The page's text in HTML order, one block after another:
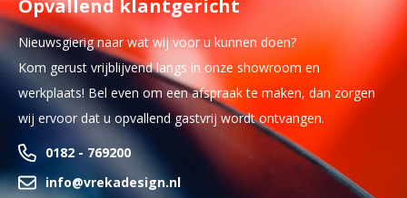
Opvallend klantgericht
Nieuwsgierig naar wat wij voor u kunnen doen?
Kom gerust vrijblijvend langs in onze showroom en
werkplaats! Bel even om een afspraak te maken, dan zorgen
wij ervoor dat u opvallend gastvrij wordt ontvangen.
0182 - 769200
info@vrekadesign.nl